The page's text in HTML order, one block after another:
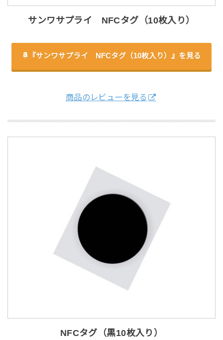
サンワサプライ NFCタグ（10枚入り）
『サンワサプライ NFCタグ（10枚入り）』を見る
商品のレビューを見る
NFCタグ（黒10枚入り）